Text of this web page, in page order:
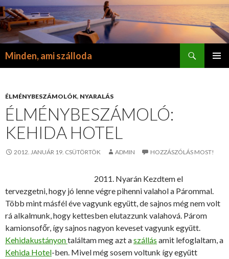
Minden, ami szálloda
ÉLMÉNYBESZÁMOLÓK, NYARALÁS
ÉLMÉNYBESZÁMOLÓ:
KEHIDA HOTEL
2012. JANUÁR 19. CSÜTÖRTÖK ADMIN HOZZÁSZÓLÁS MOST!
2011. Nyarán Kezdtem el
tervezgetni, hogy jó lenne végre pihenni valahol a Párommal.
Több mint másfél éve vagyunk együtt, de sajnos még nem volt
rá alkalmunk, hogy kettesben elutazzunk valahová. Párom
kamionsofőr, így sajnos nagyon keveset vagyunk együtt.
Kehidakustányontaláltam meg azt aszállás amit lefoglaltam, a
Kehida Hotel-ben. Mivel még sosem voltunk így együtt